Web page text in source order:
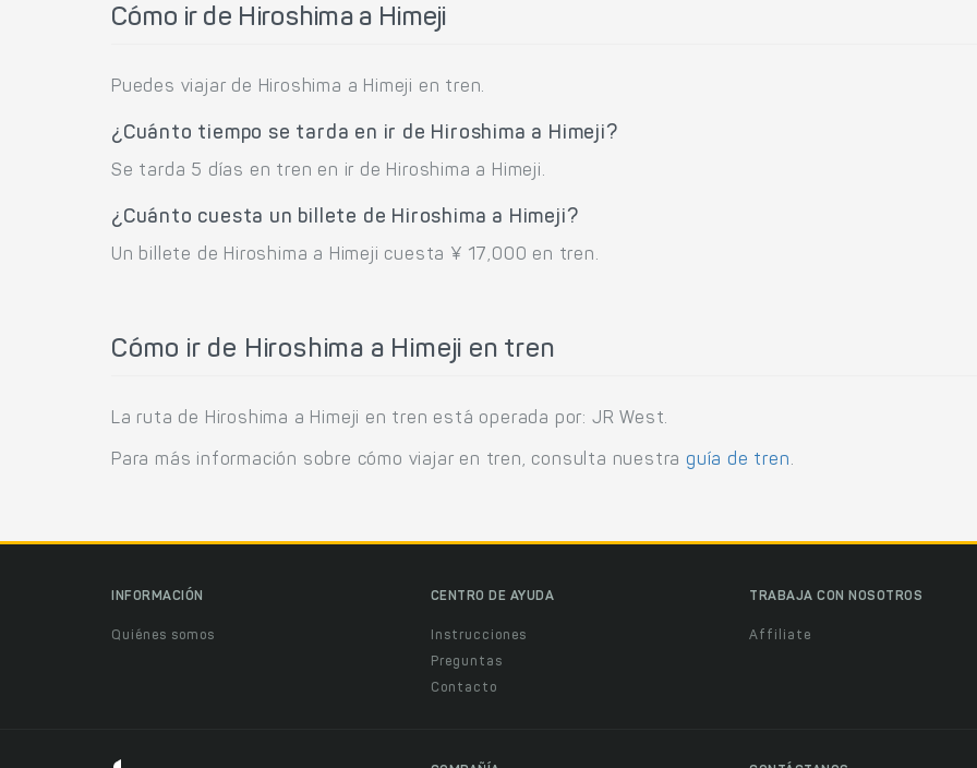
Cómo ir de Hiroshima a Himeji
Puedes viajar de Hiroshima a Himeji en tren.
¿Cuánto tiempo se tarda en ir de Hiroshima a Himeji?
Se tarda 5 días en tren en ir de Hiroshima a Himeji.
¿Cuánto cuesta un billete de Hiroshima a Himeji?
Un billete de Hiroshima a Himeji cuesta ¥ 17,000 en tren.
Cómo ir de Hiroshima a Himeji en tren
La ruta de Hiroshima a Himeji en tren está operada por: JR West.
Para más información sobre cómo viajar en tren, consulta nuestra guía de tren.
INFORMACIÓN
Quiénes somos
CENTRO DE AYUDA
Instrucciones
Preguntas
Contacto
TRABAJA CON NOSOTROS
Affiliate